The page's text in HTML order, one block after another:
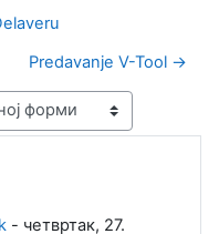
Predavanje V-Tool →
- четвртак, 27.